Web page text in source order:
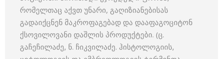
რომელთაც აქვთ უნარი, გაღიზიანებისას
გადაიქცნენ მაკროფაგებად და დააფაგოციტონ
ქსოვილოვანი დაშლის პროდუქტები. (ც.
გაჩეჩილაძე, ნ. ჩიკვილაძე. ჰისტოლოგიის,